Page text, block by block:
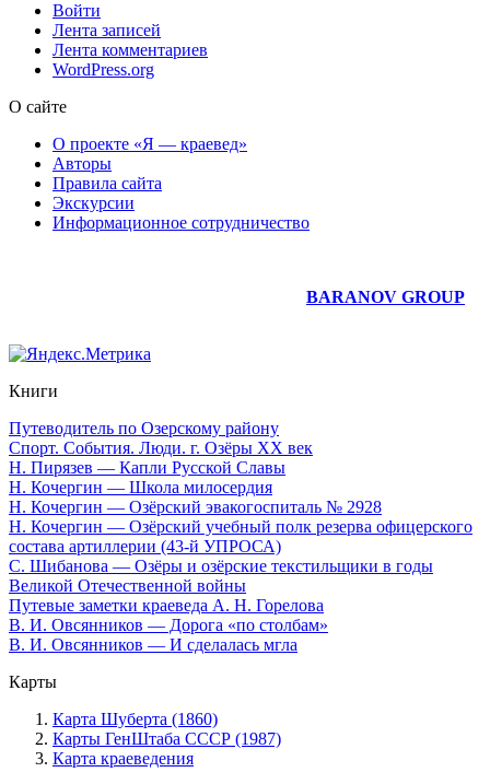
Войти
Лента записей
Лента комментариев
WordPress.org
О сайте
О проекте «Я — краевед»
Авторы
Правила сайта
Экскурсии
Информационное сотрудничество
BARANOV GROUP
Книги
Путеводитель по Озерскому району
Спорт. События. Люди. г. Озёры XX век
Н. Пирязев — Капли Русской Славы
Н. Кочергин — Школа милосердия
Н. Кочергин — Озёрский эвакогоспиталь № 2928
Н. Кочергин — Озёрский учебный полк резерва офицерского
состава артиллерии (43-й УПРОСА)
С. Шибанова — Озёры и озёрские текстильщики в годы
Великой Отечественной войны
Путевые заметки краеведа А. Н. Горелова
В. И. Овсянников — Дорога «по столбам»
В. И. Овсянников — И сделалась мгла
Карты
Карта Шуберта (1860)
Карты ГенШтаба СССР (1987)
Карта краеведения